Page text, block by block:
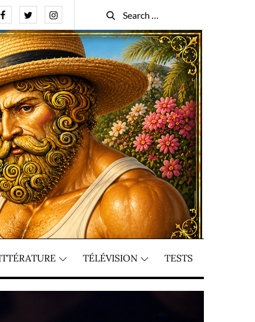
FacebookTwitterInstagram
Search
for:
Search
TÉLÉVISION TESTS